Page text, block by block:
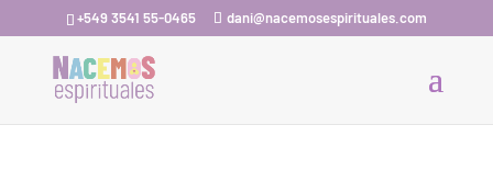
+549 3541 55-0465 dani@nacemosespirituales.com